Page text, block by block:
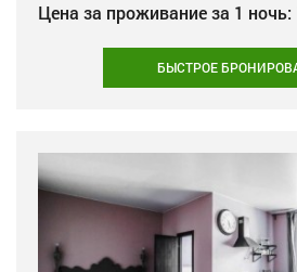
Цена за проживание за 1 ночь:
БЫСТРОЕ